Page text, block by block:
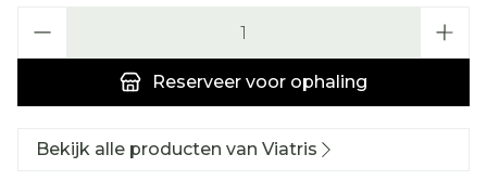
Reserveer voor ophaling
Bekijk alle producten van Viatris